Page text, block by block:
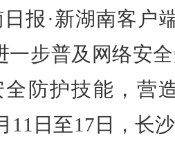
报·新湖南客户
一步普及网络安
全防护技能，营
11日至17日，长